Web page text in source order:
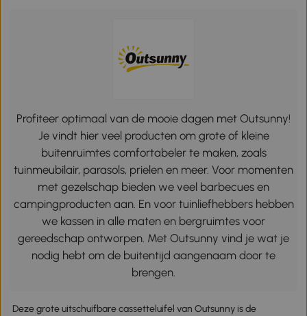
Profiteer optimaal van de mooie dagen met Outsunny!
Je vindt hier veel producten om grote of kleine
buitenruimtes comfortabeler te maken, zoals
tuinmeubilair, parasols, prielen en meer. Voor momenten
met gezelschap bieden we veel barbecues en
campingproducten aan. En voor tuinliefhebbers hebben
we kassen in alle maten en bergruimtes voor
gereedschap ontworpen. Met Outsunny vind je wat je
nodig hebt om de buitentijd aangenaam door te
brengen.
Deze grote uitschuifbare cassetteluifel van Outsunny is de